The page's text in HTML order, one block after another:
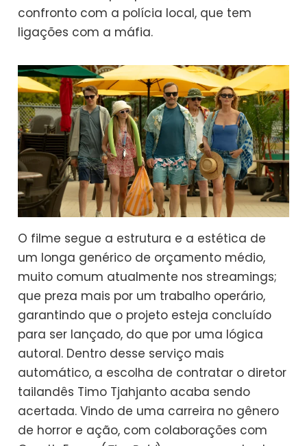
confronto com a polícia local, que tem
ligações com a máfia.
O filme segue a estrutura e a estética de
um longa genérico de orçamento médio,
muito comum atualmente nos streamings;
que preza mais por um trabalho operário,
garantindo que o projeto esteja concluído
para ser lançado, do que por uma lógica
autoral. Dentro desse serviço mais
automático, a escolha de contratar o diretor
tailandês Timo Tjahjanto acaba sendo
acertada. Vindo de uma carreira no gênero
de horror e ação, com colaborações com